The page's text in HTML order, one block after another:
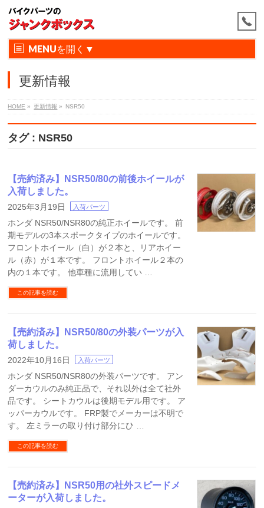
MENU
更新情報
HOME » 更新情報 » NSR50
タグ : NSR50
【売約済み】NSR50/80の前後ホイールが
入荷しました。
2025年3月19日 入荷パーツ
ホンダ NSR50/NSR80の純正ホイールです。 前
期モデルの3本スポークタイプのホイールです。
フロントホイール（白）が２本と、リアホイー
ル（赤）が１本です。 フロントホイール２本の
内の１本です。 他車種に流用してい …
この記事を読む
【売約済み】NSR50/80の外装パーツが入
荷しました。
2022年10月16日 入荷パーツ
ホンダ NSR50/NSR80の外装パーツです。 アン
ダーカウルのみ純正品で、それ以外は全て社外
品です。 シートカウルは後期モデル用です。 ア
ッパーカウルです。 FRP製でメーカーは不明で
す。 左ミラーの取り付け部分にひ …
この記事を読む
【売約済み】NSR50用の社外スピードメ
ーターが入荷しました。